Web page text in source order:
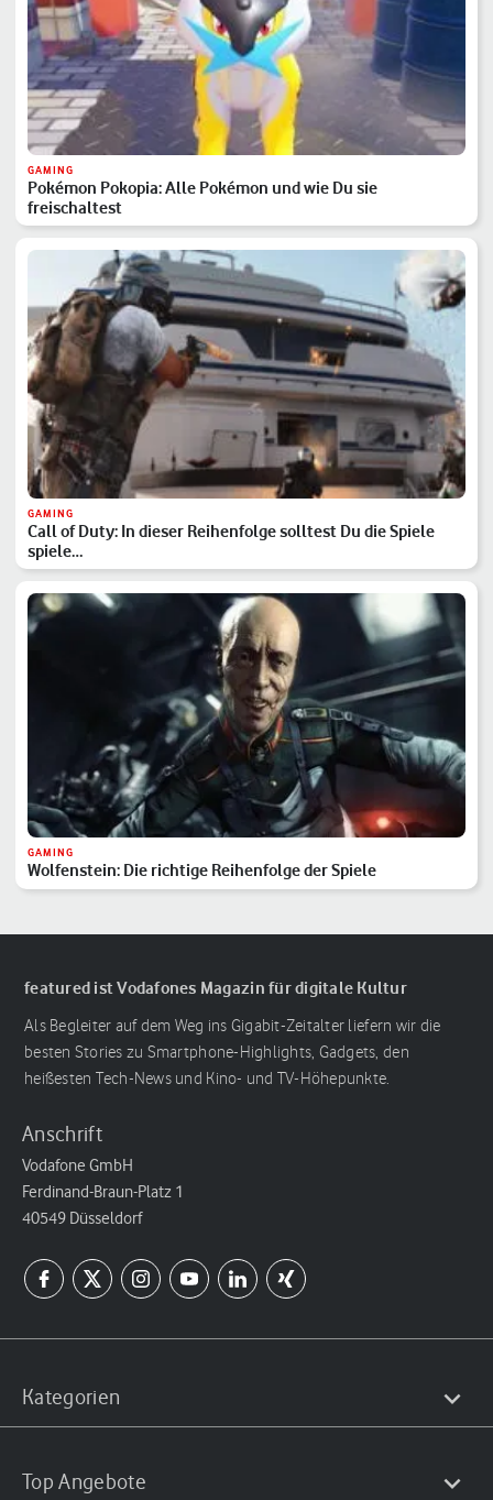
GAMING
Pokémon Pokopia: Alle Pokémon und wie Du sie
freischaltest
GAMING
Call of Duty: In dieser Reihenfolge solltest Du die Spiele
spiele…
GAMING
Wolfenstein: Die richtige Reihenfolge der Spiele
featured ist Vodafones Magazin für digitale Kultur
Als Begleiter auf dem Weg ins Gigabit-Zeitalter liefern wir die
besten Stories zu Smartphone-Highlights, Gadgets, den
heißesten Tech-News und Kino- und TV-Höhepunkte.
Anschrift
Vodafone GmbH
Ferdinand-Braun-Platz 1
40549 Düsseldorf
Kategorien
Top Angebote